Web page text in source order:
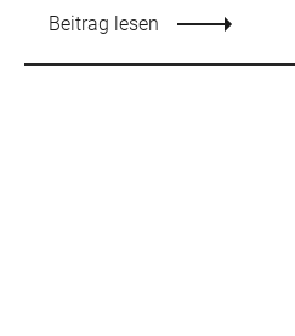
Beitrag lesen